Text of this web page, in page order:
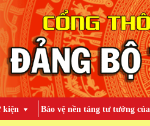
kiện Bảo vệ nền tảng tư tưởng